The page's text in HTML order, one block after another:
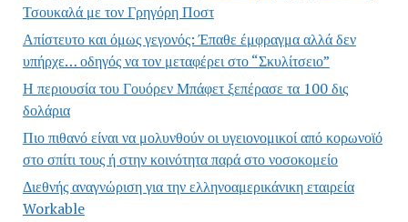
Τσουκαλά με τον Γρηγόρη Ποστ
Απίστευτο και όμως γεγονός: Έπαθε έμφραγμα αλλά δεν
υπήρχε… οδηγός να τον μεταφέρει στο “Σκυλίτσειο”
Η περιουσία του Γουόρεν Μπάφετ ξεπέρασε τα 100 δις
δολάρια
Πιο πιθανό είναι να μολυνθούν οι υγειονομικοί από κορωνοϊό
στο σπίτι τους ή στην κοινότητα παρά στο νοσοκομείο
Διεθνής αναγνώριση για την ελληνοαμερικάνικη εταιρεία
Workable